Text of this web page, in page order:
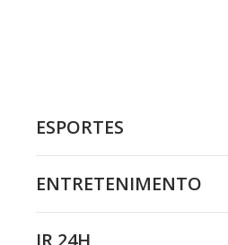
ESPORTES
ENTRETENIMENTO
JR 24H